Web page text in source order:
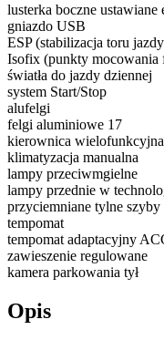
lusterka boczne ustawiane
gniazdo USB
ESP (stabilizacja toru
Isofix (punkty mocowania
światła do jazdy dziennej
system Start/Stop
alufelgi
felgi aluminiowe 17
kierownica wielofunkcyjna
klimatyzacja manualna
lampy przeciwmgielne
lampy przednie w
przyciemniane tylne szyby
tempomat
tempomat adaptacyjny
zawieszenie regulowane
kamera parkowania tył
Opis